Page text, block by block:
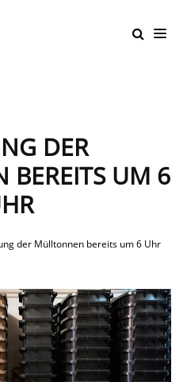
DER
BEREITS UM 6
der Mülltonnen bereits um 6 Uhr